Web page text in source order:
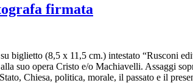
firmata
biglietto (8,5 x 11,5 cm.) intestato “Rusconi
suo opera Cristo e/o Machiavelli. Assaggi
Chiesa, politica, morale, il passato e il